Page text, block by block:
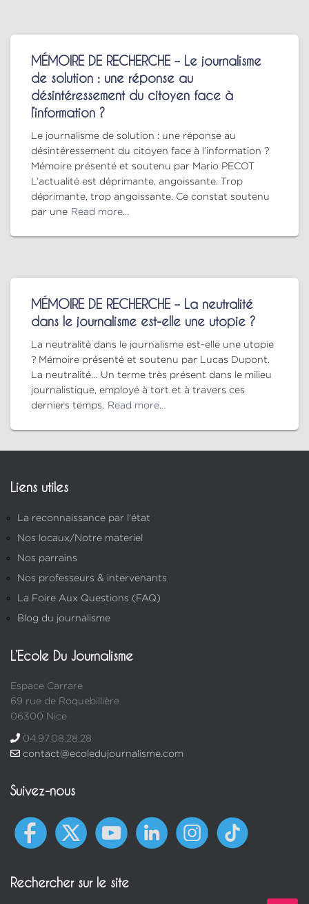
MÉMOIRE DE RECHERCHE – Le journalisme
de solution : une réponse au
désintéressement du citoyen face à
l’information ?
Le journalisme de solution : une réponse au
désintéressement du citoyen face à l’information ?
Mémoire présenté et soutenu par Mario PECOT
L’actualité est déprimante, angoissante. Trop
déprimante, trop angoissante. Ce constat soutenu
par une Read more…
MÉMOIRE DE RECHERCHE – La neutralité
dans le journalisme est-elle une utopie ?
La neutralité dans le journalisme est-elle une utopie
? Mémoire présenté et soutenu par Lucas Dupont.
La neutralité… Un terme très présent dans le milieu
journalistique, employé à tort et à travers ces
derniers temps.
Read more…
Liens utiles
La reconnaissance par l’état
Nos locaux/Notre materiel
Nos parrains
Nos professeurs & intervenants
La Foire Aux Questions (FAQ)
Blog du journalisme
L’Ecole Du Journalisme
Espace Carrare
69 rue de Roquebillière
06300 Nice
04.97.08.28.28
contact@ecoledujournalisme.com
Suivez-nous
Rechercher sur le site